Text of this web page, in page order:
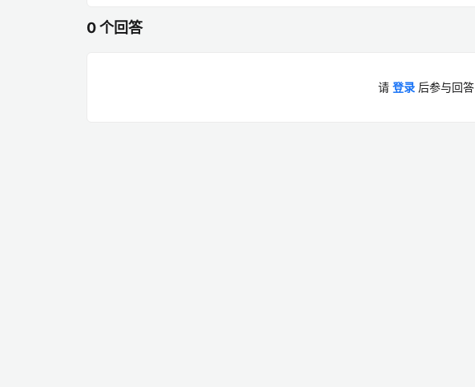
0 个回答
请 登录 后参与回答